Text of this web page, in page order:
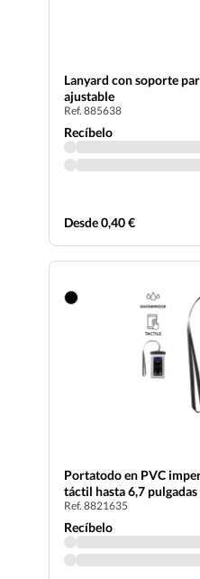
Lanyard con soporte
ajustable
Ref. 885638
Recíbelo
Desde 0,40 €
Portatodo en PVC
táctil hasta 6,7 pulgadas
Ref. 8821635
Recíbelo